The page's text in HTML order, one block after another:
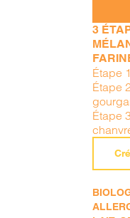
3
Étape
Étape
Étape